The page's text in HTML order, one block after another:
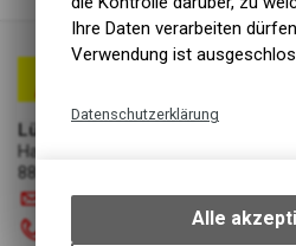
Lüscher Motor- & Bike World
Hauptstrasse 29a
8867 Niederurnen
info@luscherag.ch
Ihre Daten verarbeiten
Verwendung ist
Datenschutzerklärung
bestimmte
Alle